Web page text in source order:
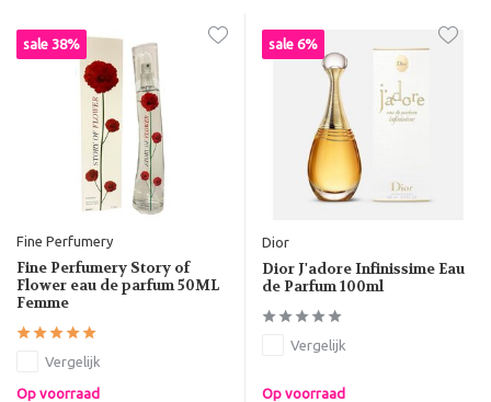
sale 38%
Fine Perfumery
Fine Perfumery Story of
Flower eau de parfum 50ML
Femme
Vergelijk
Op voorraad
sale 6%
Dior
Dior J'adore Infinissime Eau
de Parfum 100ml
Vergelijk
Op voorraad